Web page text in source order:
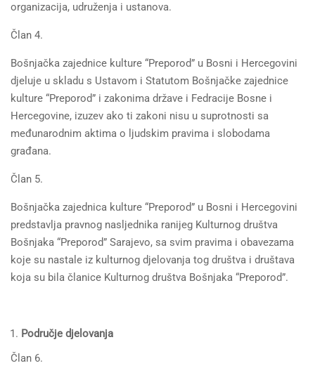
organizacija, udruženja i ustanova.
Član 4.
Bošnjačka zajednice kulture “Preporod” u Bosni i Hercegovini
djeluje u skladu s Ustavom i Statutom Bošnjačke zajednice
kulture “Preporod” i zakonima države i Fedracije Bosne i
Hercegovine, izuzev ako ti zakoni nisu u suprotnosti sa
međunarodnim aktima o ljudskim pravima i slobodama
građana.
Član 5.
Bošnjačka zajednica kulture “Preporod” u Bosni i Hercegovini
predstavlja pravnog nasljednika ranijeg Kulturnog društva
Bošnjaka “Preporod” Sarajevo, sa svim pravima i obavezama
koje su nastale iz kulturnog djelovanja tog društva i društava
koja su bila članice Kulturnog društva Bošnjaka “Preporod”.
Područje djelovanja
Član 6.